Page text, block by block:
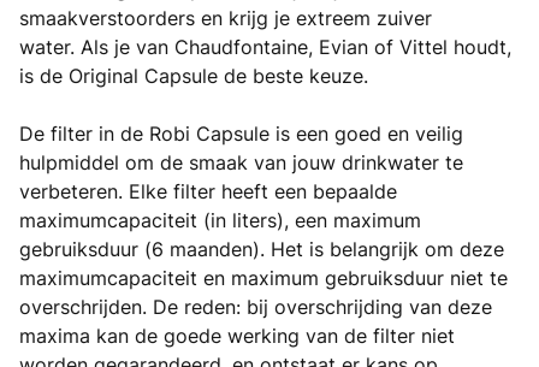
smaakverstoorders en krijg je extreem zuiver
water. Als je van Chaudfontaine, Evian of Vittel houdt,
is de Original Capsule de beste keuze.
De filter in de Robi Capsule is een goed en veilig
hulpmiddel om de smaak van jouw drinkwater te
verbeteren. Elke filter heeft een bepaalde
maximumcapaciteit (in liters), een maximum
gebruiksduur (6 maanden). Het is belangrijk om deze
maximumcapaciteit en maximum gebruiksduur niet te
overschrijden. De reden: bij overschrijding van deze
maxima kan de goede werking van de filter niet